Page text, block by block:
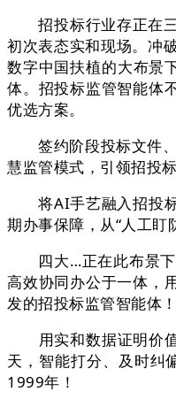
招投标行业存正在三
初次表态实和现场。冲
数字中国扶植的大布景
体。招投标监管智能体
优选方案。
签约阶段投标文件、
慧监管模式，引领招投
将AI手艺融入招投标
期办事保障，从“人工盯
四大…正在此布景下
高效协同办公于一体，
发的招投标监管智能体！
用实和数据证明价值
天，智能打分、及时纠
1999年！